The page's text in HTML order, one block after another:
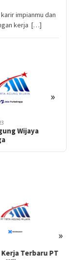
impianmu dan
kerja […]
»
Wijaya
»
Terbaru PT